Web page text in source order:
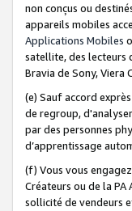
non conçus ou
appareils mobiles
Applications Mobiles
satellite, des lecteurs
Bravia de Sony, Viera
(e) Sauf accord
de regroup,
par des personnes
d’apprentissage
(f) Vous vous
Créateurs ou de la
sollicité de vendeurs